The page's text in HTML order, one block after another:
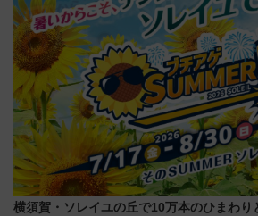
横須賀・ソレイユの丘で10万本のひまわり